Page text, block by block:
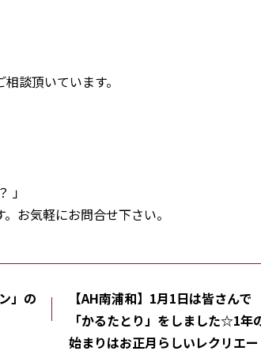
談頂いています。
」
お気軽にお問合せ下さい。
【AH南浦和】1月1日は皆さんで
「かるたとり」をしました☆1年
始まりはお正月らしいレクリエー
」の